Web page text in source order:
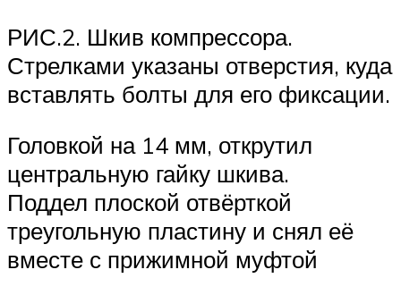
РИС.2. Шкив компрессора.
Стрелками указаны отверстия, куда
вставлять болты для его фиксации.
Головкой на 14 мм, открутил
центральную гайку шкива.
Поддел плоской отвёрткой
треугольную пластину и снял её
вместе с прижимной муфтой